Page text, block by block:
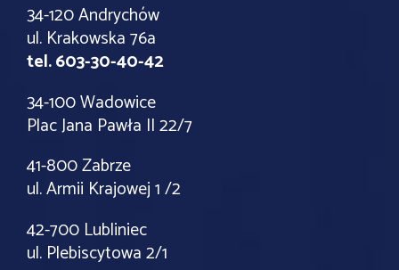
34-120 Andrychów
ul. Krakowska 76a
tel. 603-30-40-42
34-100 Wadowice
Plac Jana Pawła II 22/7
41-800 Zabrze
ul. Armii Krajowej 1 /2
42-700 Lubliniec
ul. Plebiscytowa 2/1